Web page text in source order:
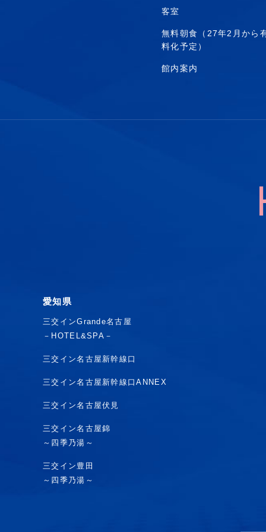
客室
無料朝食（27年2月から
料化予定）
館内案内
愛知県
三交インGrande名古屋
－HOTEL&SPA－
三交イン名古屋新幹線口
三交イン名古屋新幹線口ANNEX
三交イン名古屋伏見
三交イン名古屋錦
～四季乃湯～
三交イン豊田
～四季乃湯～